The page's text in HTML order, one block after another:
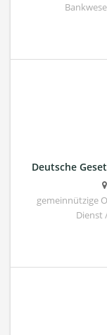
Deutsche
gemeinnützige
Dienst